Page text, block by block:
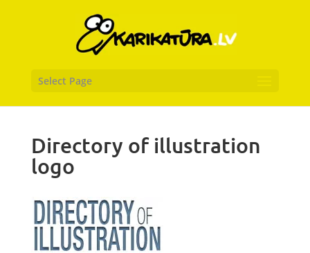
Select Page
Directory of illustration
logo